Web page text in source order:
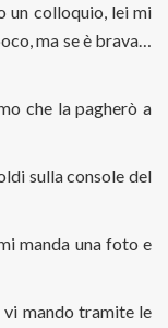
un colloquio, lei mi
ma se è brava…
che la pagherò a
sulla console del
manda una foto e
vi mando tramite le